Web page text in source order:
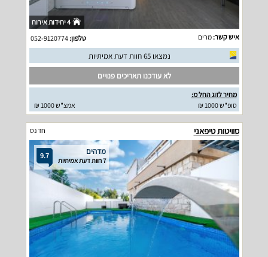
4 יחידות אירוח
איש קשר:מרים טלפון:052-9120774
נמצאו 65 חוות דעת אמיתיות
לא עודכנו תאריכים פנויים
מחיר לזוג החל מ:
סופ"ש 1000 ₪
אמצ"ש 1000 ₪
סוויטות טיפאני חד נס
9.7 מדהים
7 חוות דעת אמיתיות